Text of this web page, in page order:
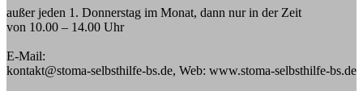
außer jeden 1. Donnerstag im Monat, dann nur in der Zeit
von 10.00 – 14.00 Uhr
E-Mail:
kontakt@stoma-selbsthilfe-bs.de, Web: www.stoma-selbsthilfe-bs.de